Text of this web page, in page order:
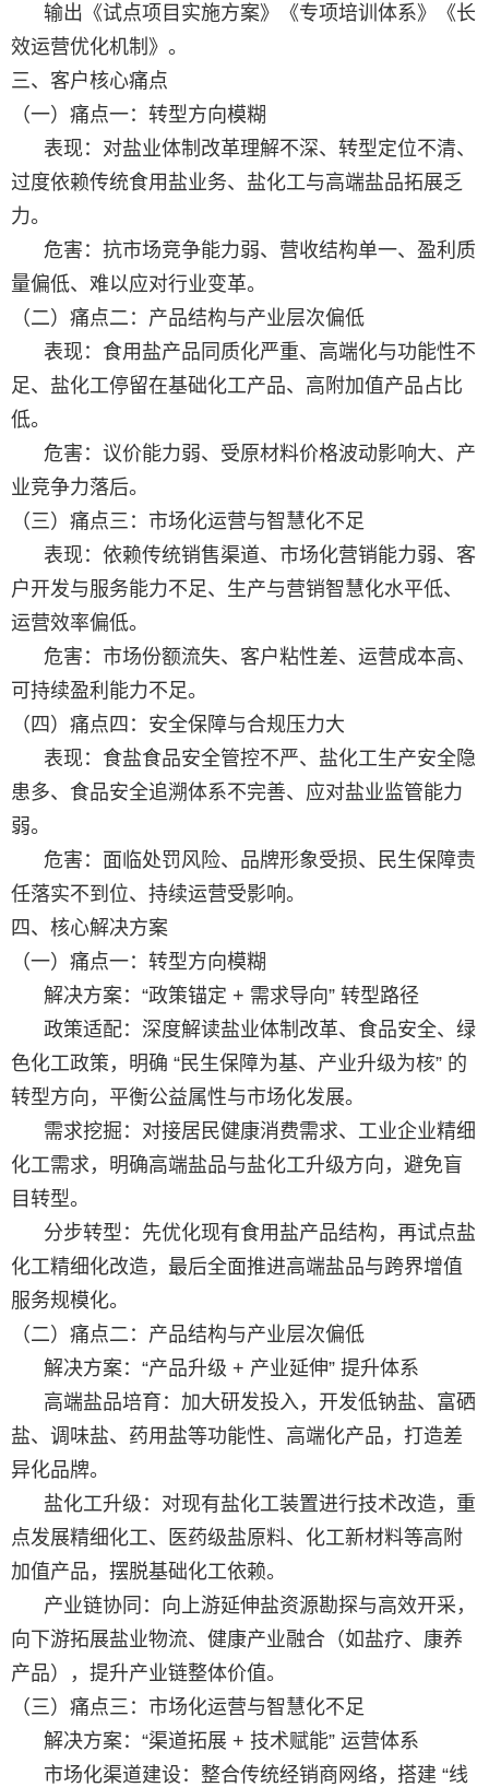
输出《试点项目实施方案》《专项培训体系》《长
效运营优化机制》。
三、客户核心痛点
（一）痛点一：转型方向模糊
表现：对盐业体制改革理解不深、转型定位不清、
过度依赖传统食用盐业务、盐化工与高端盐品拓展乏
力。
危害：抗市场竞争能力弱、营收结构单一、盈利质
量偏低、难以应对行业变革。
（二）痛点二：产品结构与产业层次偏低
表现：食用盐产品同质化严重、高端化与功能性不
足、盐化工停留在基础化工产品、高附加值产品占比
低。
危害：议价能力弱、受原材料价格波动影响大、产
业竞争力落后。
（三）痛点三：市场化运营与智慧化不足
表现：依赖传统销售渠道、市场化营销能力弱、客
户开发与服务能力不足、生产与营销智慧化水平低、
运营效率偏低。
危害：市场份额流失、客户粘性差、运营成本高、
可持续盈利能力不足。
（四）痛点四：安全保障与合规压力大
表现：食盐食品安全管控不严、盐化工生产安全隐
患多、食品安全追溯体系不完善、应对盐业监管能力
弱。
危害：面临处罚风险、品牌形象受损、民生保障责
任落实不到位、持续运营受影响。
四、核心解决方案
（一）痛点一：转型方向模糊
解决方案：“政策锚定 + 需求导向” 转型路径
政策适配：深度解读盐业体制改革、食品安全、绿
色化工政策，明确 “民生保障为基、产业升级为核” 的
转型方向，平衡公益属性与市场化发展。
需求挖掘：对接居民健康消费需求、工业企业精细
化工需求，明确高端盐品与盐化工升级方向，避免盲
目转型。
分步转型：先优化现有食用盐产品结构，再试点盐
化工精细化改造，最后全面推进高端盐品与跨界增值
服务规模化。
（二）痛点二：产品结构与产业层次偏低
解决方案：“产品升级 + 产业延伸” 提升体系
高端盐品培育：加大研发投入，开发低钠盐、富硒
盐、调味盐、药用盐等功能性、高端化产品，打造差
异化品牌。
盐化工升级：对现有盐化工装置进行技术改造，重
点发展精细化工、医药级盐原料、化工新材料等高附
加值产品，摆脱基础化工依赖。
产业链协同：向上游延伸盐资源勘探与高效开采，
向下游拓展盐业物流、健康产业融合（如盐疗、康养
产品），提升产业链整体价值。
（三）痛点三：市场化运营与智慧化不足
解决方案：“渠道拓展 + 技术赋能” 运营体系
市场化渠道建设：整合传统经销商网络，搭建 “线